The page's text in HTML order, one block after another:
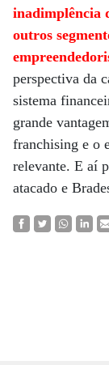
inadimplência
outros
perspectiva da
sistema
grande
franchising e o
relevante. E aí
atacado e